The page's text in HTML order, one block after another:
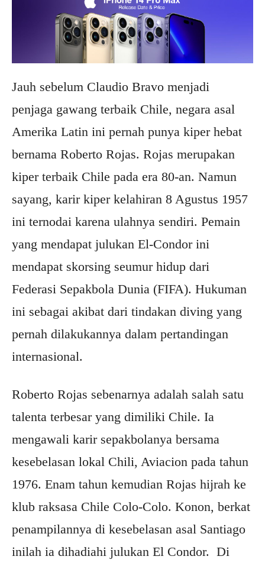
Jauh sebelum Claudio Bravo menjadi
penjaga gawang terbaik Chile, negara asal
Amerika Latin ini pernah punya kiper hebat
bernama Roberto Rojas. Rojas merupakan
kiper terbaik Chile pada era 80-an. Namun
sayang, karir kiper kelahiran 8 Agustus 1957
ini ternodai karena ulahnya sendiri. Pemain
yang mendapat julukan El-Condor ini
mendapat skorsing seumur hidup dari
Federasi Sepakbola Dunia (FIFA). Hukuman
ini sebagai akibat dari tindakan diving yang
pernah dilakukannya dalam pertandingan
internasional.
Roberto Rojas sebenarnya adalah salah satu
talenta terbesar yang dimiliki Chile. Ia
mengawali karir sepakbolanya bersama
kesebelasan lokal Chili, Aviacion pada tahun
1976. Enam tahun kemudian Rojas hijrah ke
klub raksasa Chile Colo-Colo. Konon, berkat
penampilannya di kesebelasan asal Santiago
inilah ia dihadiahi julukan El Condor. Di